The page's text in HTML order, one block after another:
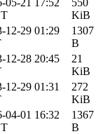
KiB
12-29 01:29
1307
B
12-28 20:45
21
KiB
12-29 01:31
272
KiB
04-01 16:32
1367
B